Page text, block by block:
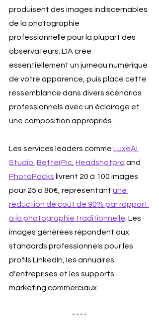
produisent des images indiscernables
de la photographie
professionnelle pour la plupart des
observateurs. L'IA crée
essentiellement un jumeau numérique
de votre apparence, puis place cette
ressemblance dans divers scénarios
professionnels avec un éclairage et
une composition appropriés.
Les services leaders comme LuxeAI
Studio BetterPic Headshotpro and
PhotoPacks livrent 20 à 100 images
pour 25 à 80€, représentant une
réduction de coût de 90% par rapport
à la photographie traditionnelle . Les
images générées répondent aux
standards professionnels pour les
profils LinkedIn, les annuaires
d'entreprises et les supports
marketing commerciaux.